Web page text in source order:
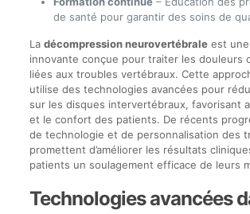
de santé pour garantir des soins de
La décompression neurovertébraleest une
innovante conçue pour traiter les douleurs
liées aux troubles vertébraux. Cette
utilise des technologies avancées pour
sur les disques intervertébraux, favorisant
et le confort des patients. De récents
de technologie et de personnalisation des
promettent d’améliorer les résultats
patients un soulagement efficace de leurs
Technologies avancées